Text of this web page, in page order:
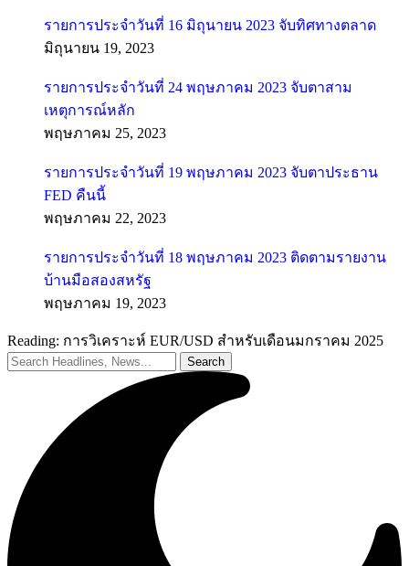
รายการประจำวันที่ 16 มิถุนายน 2023 จับทิศทางตลาด
มิถุนายน 19, 2023
รายการประจำวันที่ 24 พฤษภาคม 2023 จับตาสาม
เหตุการณ์หลัก
พฤษภาคม 25, 2023
รายการประจำวันที่ 19 พฤษภาคม 2023 จับตาประธาน
FED คืนนี้
พฤษภาคม 22, 2023
รายการประจำวันที่ 18 พฤษภาคม 2023 ติดตามรายงาน
บ้านมือสองสหรัฐ
พฤษภาคม 19, 2023
Reading: การวิเคราะห์ EUR/USD สำหรับเดือนมกราคม 2025